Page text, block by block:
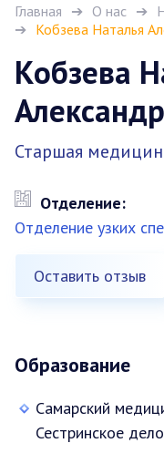
Главная О нас
Кобзева Наталья
Кобзева
Старшая
Отделение:
Отделение узких
Оставить отзыв
Образование
Самарский
Сестринское